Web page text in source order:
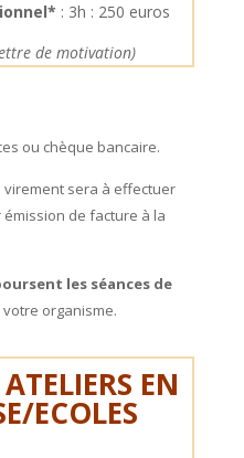
: 3h : 250 euros
de motivation)
ou chèque bancaire.
virement sera à effectuer
de facture à la
les séances de
votre organisme.
EN
ECOLES